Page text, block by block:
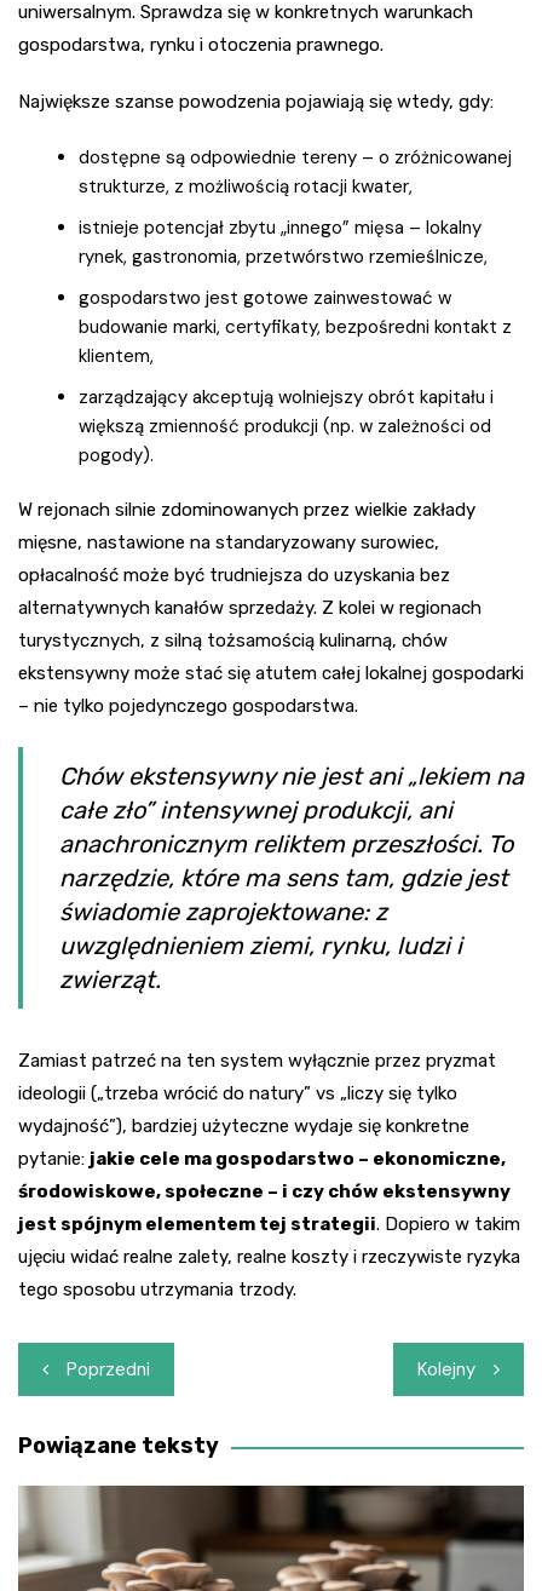
uniwersalnym. Sprawdza się w konkretnych warunkach
gospodarstwa, rynku i otoczenia prawnego.
Największe szanse powodzenia pojawiają się wtedy, gdy:
dostępne są odpowiednie tereny – o zróżnicowanej
strukturze, z możliwością rotacji kwater,
istnieje potencjał zbytu „innego” mięsa – lokalny
rynek, gastronomia, przetwórstwo rzemieślnicze,
gospodarstwo jest gotowe zainwestować w
budowanie marki, certyfikaty, bezpośredni kontakt z
klientem,
zarządzający akceptują wolniejszy obrót kapitału i
większą zmienność produkcji (np. w zależności od
pogody).
W rejonach silnie zdominowanych przez wielkie zakłady
mięsne, nastawione na standaryzowany surowiec,
opłacalność może być trudniejsza do uzyskania bez
alternatywnych kanałów sprzedaży. Z kolei w regionach
turystycznych, z silną tożsamością kulinarną, chów
ekstensywny może stać się atutem całej lokalnej gospodarki
– nie tylko pojedynczego gospodarstwa.
Chów ekstensywny nie jest ani „lekiem na
całe zło” intensywnej produkcji, ani
anachronicznym reliktem przeszłości. To
narzędzie, które ma sens tam, gdzie jest
świadomie zaprojektowane: z
uwzględnieniem ziemi, rynku, ludzi i
zwierząt.
Zamiast patrzeć na ten system wyłącznie przez pryzmat
ideologii („trzeba wrócić do natury” vs „liczy się tylko
wydajność”), bardziej użyteczne wydaje się konkretne
pytanie: jakie cele ma gospodarstwo – ekonomiczne,
środowiskowe, społeczne – i czy chów ekstensywny
jest spójnym elementem tej strategii. Dopiero w takim
ujęciu widać realne zalety, realne koszty i rzeczywiste ryzyka
tego sposobu utrzymania trzody.
Nawigacja
wpisu
Poprzedni Kolejny
Powiązane teksty